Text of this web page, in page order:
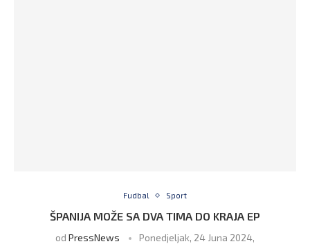
Fudbal Sport
ŠPANIJA MOŽE SA DVA TIMA DO KRAJA EP
od PressNews Ponedjeljak, 24 Juna 2024,